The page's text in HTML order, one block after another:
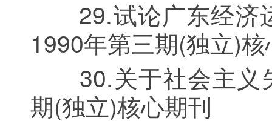
29.试论广东经济
1990年第三期(独立)
30.关于社会主义
期(独立)核心期刊